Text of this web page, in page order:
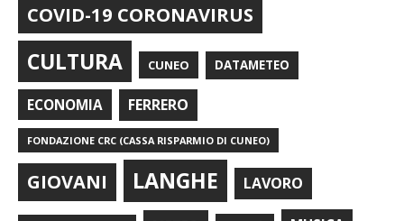
COVID-19 CORONAVIRUS
CULTURA CUNEO DATAMETEO
ECONOMIA FERRERO
FONDAZIONE CRC (CASSA RISPARMIO DI CUNEO)
GIOVANI LANGHE LAVORO